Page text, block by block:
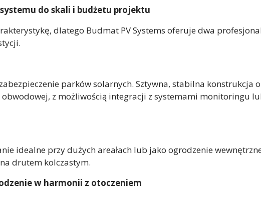
do skali i budżetu projektu
dlatego Budmat PV Systems oferuje dwa
parków solarnych. Sztywna, stabilna konstrukcja
z możliwością integracji z systemami monitoringu
idealne przy dużych areałach lub jako ogrodzenie
drutem kolczastym.
w harmonii z otoczeniem